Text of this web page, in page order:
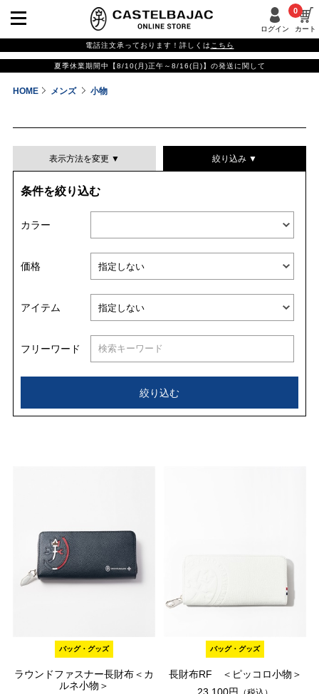
ログイン カート
0
電話注文承っております！詳しくは こちら
夏季休業期間中【8/10(月)正午～8/16(日)】の発送に関して
HOME メンズ 小物
表示方法を変更 ▼
並び替える
絞り込み ▼
条件を絞り込む
カラー
価格
アイテム
フリーワード
絞り込む
バッグ・グッズ
ラウンドファスナー長財布＜カ
ルネ小物＞
バッグ・グッズ
長財布RF ＜ピッコロ小物＞